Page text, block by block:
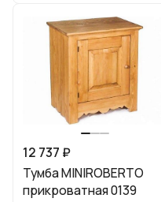
12 737 ₽
Тумба MINIROBERTO
прикроватная 0139